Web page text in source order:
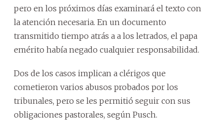
pero en los próximos días examinará el texto con
la atención necesaria. En un documento
transmitido tiempo atrás a a los letrados, el papa
emérito había negado cualquier responsabilidad.
Dos de los casos implican a clérigos que
cometieron varios abusos probados por los
tribunales, pero se les permitió seguir con sus
obligaciones pastorales, según Pusch.